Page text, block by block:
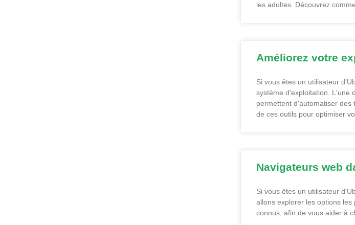
les adultes. Découvrez
Améliorez votre
Si vous êtes un utilisateur
système d'exploitation. L'une
permettent d'automatiser
de ces outils pour optimiser
Navigateurs web
Si vous êtes un utilisateur
allons explorer les options
connus, afin de vous aider à